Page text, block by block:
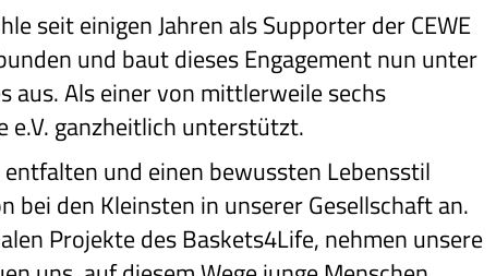
seit einigen Jahren als Supporter der CEWE
und baut dieses Engagement nun unter
aus. Als einer von mittlerweile sechs
ganzheitlich unterstützt.
und einen bewussten Lebensstil
bei den Kleinsten in unserer Gesellschaft an.
Projekte des Baskets4Life, nehmen unsere